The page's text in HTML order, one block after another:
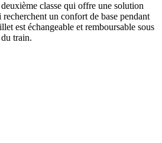
classe qui offre une solution
un confort de base pendant
est échangeable et remboursable sous
train.